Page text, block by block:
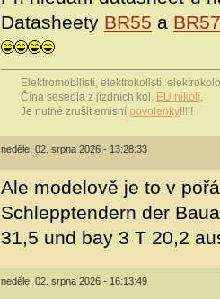
Datasheety BR55 a BR57
Elektromobilisti, elektrokolisti,
Čína sesedla z jízdních kol, EU nikoli.
Je nutné zrušit emisní povolenky!!!!!
neděle, 02. srpna 2026 - 13:28:33
Ale modelově je to v
Schlepptendern der
31,5 und bay 3 T 20,2
neděle, 02. srpna 2026 - 16:13:49